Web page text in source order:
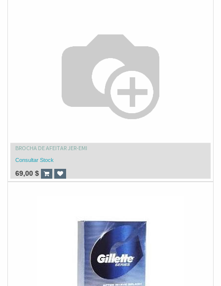
BROCHA DE AFEITAR JER-EMI
Consultar Stock
69,00 $